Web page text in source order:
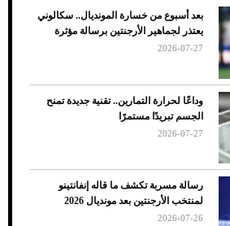
عند الوقوف.. أشهر
بعد أسبوع من خسارة المونديال.. سكالوني
يعتذر لجماهير الأرجنتين برسالة مؤثرة
2026-07-27
وداعًا لحرارة التمارين.. تقنية جديدة تمنح
الجسم تبريدًا مستمرًا
2026-07-27
رسالة مسربة تكشف ما قاله إنفانتينو
لمنتخب الأرجنتين بعد مونديال 2026
2026-07-26